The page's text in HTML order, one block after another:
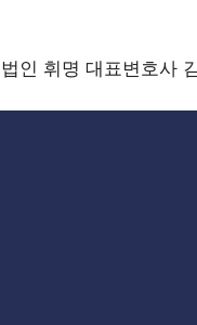
인 휘명 대표변호사